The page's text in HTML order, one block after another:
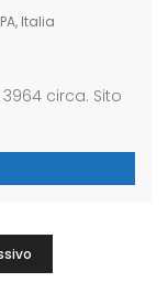
Italia
circa. Sito